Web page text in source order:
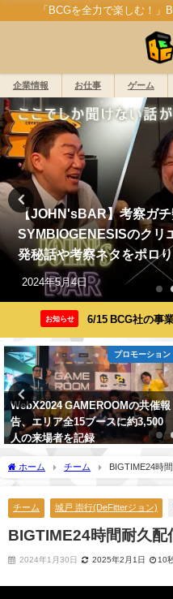
「BCGを全力で楽しむ！」
企業情報 お仕事 ゲーム
【JOHN'sBAR】考察ガチ
SYMBIOGENESISのクリ
発秘話や考察ネタをポロ
2024年5月4日
お知らせ 6/15 BCG社の事
プロモーション
WebX2024 GAMEROOMの共催報
告、エリア全15ブースに約3,500
人の来場者を記録
ホーム チーム BIGTIME24時
チーム 城戸 崇行(DeFitterジョン)
BIGTIME24時間耐久配
2024年1月30日 2025年2月1日 10